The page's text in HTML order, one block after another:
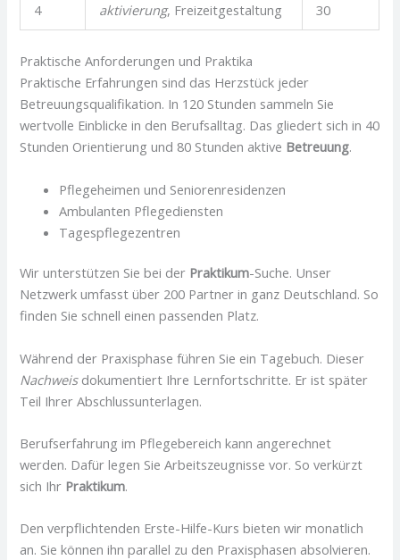
4 aktivierung, Freizeitgestaltung 30
Praktische Anforderungen und Praktika
Praktische Erfahrungen sind das Herzstück jeder
Betreuungsqualifikation. In 120 Stunden sammeln Sie
wertvolle Einblicke in den Berufsalltag. Das gliedert sich in 40
Stunden Orientierung und 80 Stunden aktive Betreuung.
Pflegeheimen und Seniorenresidenzen
Ambulanten Pflegediensten
Tagespflegezentren
Wir unterstützen Sie bei der Praktikum-Suche. Unser
Netzwerk umfasst über 200 Partner in ganz Deutschland. So
finden Sie schnell einen passenden Platz.
Während der Praxisphase führen Sie ein Tagebuch. Dieser
Nachweisdokumentiert Ihre Lernfortschritte. Er ist später
Teil Ihrer Abschlussunterlagen.
Berufserfahrung im Pflegebereich kann angerechnet
werden. Dafür legen Sie Arbeitszeugnisse vor. So verkürzt
sich Ihr Praktikum.
Den verpflichtenden Erste-Hilfe-Kurs bieten wir monatlich
an. Sie können ihn parallel zu den Praxisphasen absolvieren.